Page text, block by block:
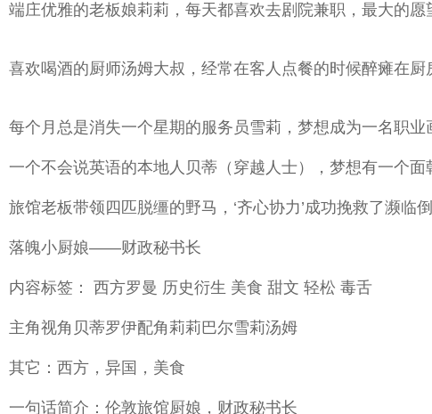
端庄优雅的老板娘莉莉，每天都喜欢去剧院兼职，最大的
喜欢喝酒的厨师汤姆大叔，经常在客人点餐的时候醉瘫在厨
每个月总是消失一个星期的服务员雪莉，梦想成为一名职业
一个不会说英语的本地人贝蒂（穿越人士），梦想有一个
旅馆老板带领四匹脱缰的野马，‘齐心协力’成功挽救了濒临
落魄小厨娘——财政秘书长
内容标签： 西方罗曼 历史衍生 美食 甜文 轻松 毒舌
主角视角贝蒂罗伊配角莉莉巴尔雪莉汤姆
其它：西方，异国，美食
一句话简介：伦敦旅馆厨娘，财政秘书长